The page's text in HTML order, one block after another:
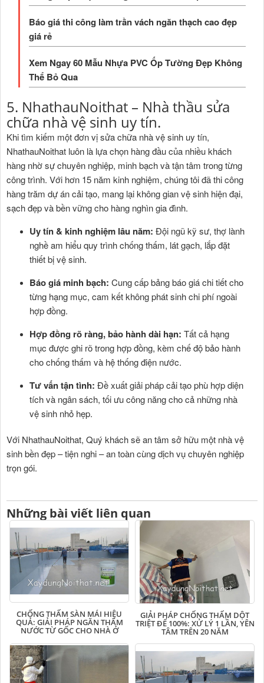
Báo giá thi công làm trần vách ngăn thạch cao đẹp
giá rẻ
Xem Ngay 60 Mẫu Nhựa PVC Ốp Tường Đẹp Không
Thể Bỏ Qua
5. NhathauNoithat – Nhà thầu sửa
chữa nhà vệ sinh uy tín.
Khi tìm kiếm một đơn vị sửa chữa nhà vệ sinh uy tín,
NhathauNoithat luôn là lựa chọn hàng đầu của nhiều khách
hàng nhờ sự chuyên nghiệp, minh bạch và tận tâm trong từng
công trình. Với hơn 15 năm kinh nghiệm, chúng tôi đã thi công
hàng trăm dự án cải tạo, mang lại không gian vệ sinh hiện đại,
sạch đẹp và bền vững cho hàng nghìn gia đình.
Uy tín & kinh nghiệm lâu năm: Đội ngũ kỹ sư, thợ lành
nghề am hiểu quy trình chống thấm, lát gạch, lắp đặt
thiết bị vệ sinh.
Báo giá minh bạch: Cung cấp bảng báo giá chi tiết cho
từng hạng mục, cam kết không phát sinh chi phí ngoài
hợp đồng.
Hợp đồng rõ ràng, bảo hành dài hạn: Tất cả hạng
mục được ghi rõ trong hợp đồng, kèm chế độ bảo hành
cho chống thấm và hệ thống điện nước.
Tư vấn tận tình: Đề xuất giải pháp cải tạo phù hợp diện
tích và ngân sách, tối ưu công năng cho cả những nhà
vệ sinh nhỏ hẹp.
Với NhathauNoithat, Quý khách sẽ an tâm sở hữu một nhà vệ
sinh bền đẹp – tiện nghi – an toàn cùng dịch vụ chuyên nghiệp
trọn gói.
Những bài viết liên quan
CHỐNG THẤM SÀN MÁI HIỆU
QUẢ: GIẢI PHÁP NGĂN THẤM
NƯỚC TỪ GỐC CHO NHÀ Ở
GIẢI PHÁP CHỐNG THẤM DỘT
TRIỆT ĐỂ 100%: XỬ LÝ 1 LẦN, YÊN
TÂM TRÊN 20 NĂM